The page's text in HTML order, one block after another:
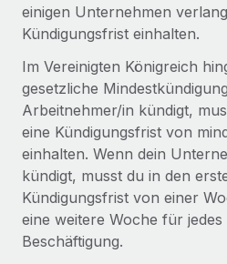
Lückenlose Compliance
Globale Bereitstellung und
Geräten
Gründung von
Schnelle, rechtssichere
Niederlassungen
Mobilität und Relocation
Mühelose Relocation von
Weaviate auf einen Blick
Open-Source-Infrastrukturen.
Mehr erfahren
Revolution des
Managements – die
globalen Content-Agentur
Auf einen Blick Erfahre mehr
Transformation einer weltweit
BLOG
Globale Payroll
EOR und PEO
Contractor Management
Steuern
Den Blog erkunden
BLOG
einigen Unternehmen
Kündigungsfrist einhalten.
Im Vereinigten Königreich
gesetzliche
Arbeitnehmer/in kündigt,
eine Kündigungsfrist von
einhalten. Wenn dein
kündigt, musst du in den
Kündigungsfrist von einer
eine weitere Woche für
Beschäftigung.